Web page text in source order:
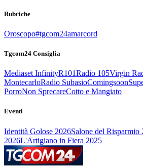
Rubriche
Oroscopo#tgcom24amarcord
Tgcom24 Consiglia
Mediaset InfinityR101Radio 105Virgin
MontecarloRadio SubasioComingsoon
PorroNon SprecareCotto e Mangiato
Eventi
Identità Golose 2026Salone del Risparmio
2026L'Artigiano in Fiera 2025